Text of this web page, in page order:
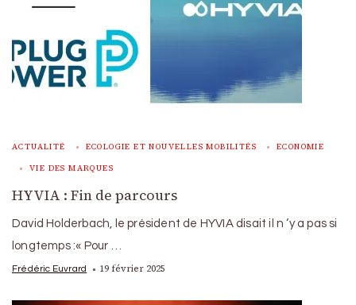
ACTUALITÉ ECOLOGIE ET NOUVELLES MOBILITÉS ECONOMIE
VIE DES MARQUES
HYVIA : Fin de parcours
David Holderbach, le président de HYVIA disait il n ‘y a pas si
longtemps :« Pour …
Frédéric Euvrard 19 février 2025